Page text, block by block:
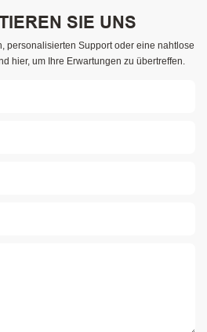
SIE UNS
personalisierten Support oder eine nahtlose
hier, um Ihre Erwartungen zu übertreffen.